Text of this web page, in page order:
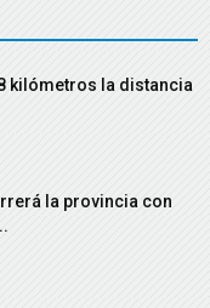
kilómetros la distancia
la provincia con